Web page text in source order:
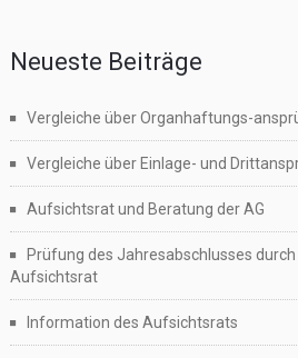
Neueste Beiträge
Vergleiche über Organhaftungs-
Vergleiche über Einlage- und
Aufsichtsrat und Beratung der AG
Prüfung des Jahresabschlusses durch
Aufsichtsrat
Information des Aufsichtsrats